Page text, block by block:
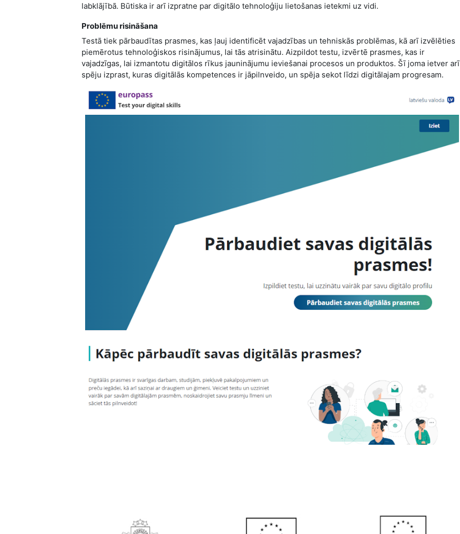
labklājībā. Būtiska ir arī izpratne par digitālo tehnoloģiju lietošanas ietekmi uz vidi.
Problēmu risināšana
Testā tiek pārbaudītas prasmes, kas ļauj identificēt vajadzības un tehniskās problēmas, kā arī izvēlēties
piemērotus tehnoloģiskos risinājumus, lai tās atrisinātu. Aizpildot testu, izvērtē prasmes, kas ir
vajadzīgas, lai izmantotu digitālos rīkus jauninājumu ieviešanai procesos un produktos. Šī joma ietver arī
spēju izprast, kuras digitālās kompetences ir jāpilnveido, un spēja sekot līdzi digitālajam progresam.